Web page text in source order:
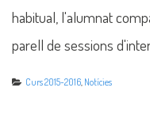
habitual, l'alumnat
parell de sessions
Curs 2015-2016, Notícies